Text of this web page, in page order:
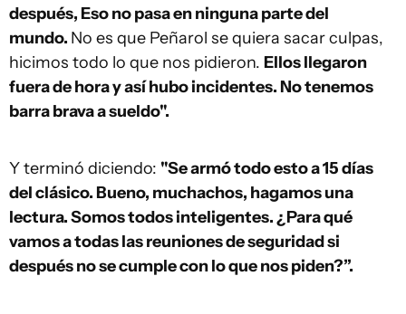
después, Eso no pasa en ninguna parte del
mundo. No es que Peñarol se quiera sacar culpas,
hicimos todo lo que nos pidieron. Ellos llegaron
fuera de hora y así hubo incidentes. No tenemos
barra brava a sueldo".
Y terminó diciendo: "Se armó todo esto a 15 días
del clásico. Bueno, muchachos, hagamos una
lectura. Somos todos inteligentes. ¿Para qué
vamos a todas las reuniones de seguridad si
después no se cumple con lo que nos piden?”.